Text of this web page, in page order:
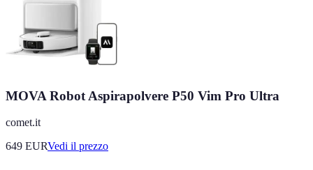
MOVA Robot Aspirapolvere P50 Vim Pro Ultra
comet.it
649 EURVedi il prezzo